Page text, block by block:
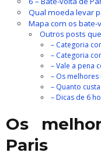
Qual moeda levar
Mapa com os bate-
Outros posts
– Categoria
– Categoria
– Vale a pena
– Os
– Quanto
– Dicas de 6
Os
Paris